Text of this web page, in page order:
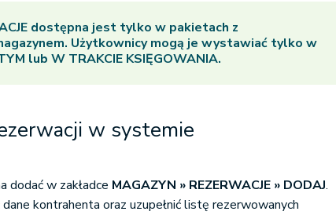
dostępna jest tylko w pakietach z
Użytkownicy mogą je wystawiać tylko w
lubW TRAKCIE KSIĘGOWANIA.
w systemie
dodać w zakładce MAGAZYN » REZERWACJE » DODAJ.
kontrahenta oraz uzupełnić listę rezerwowanych